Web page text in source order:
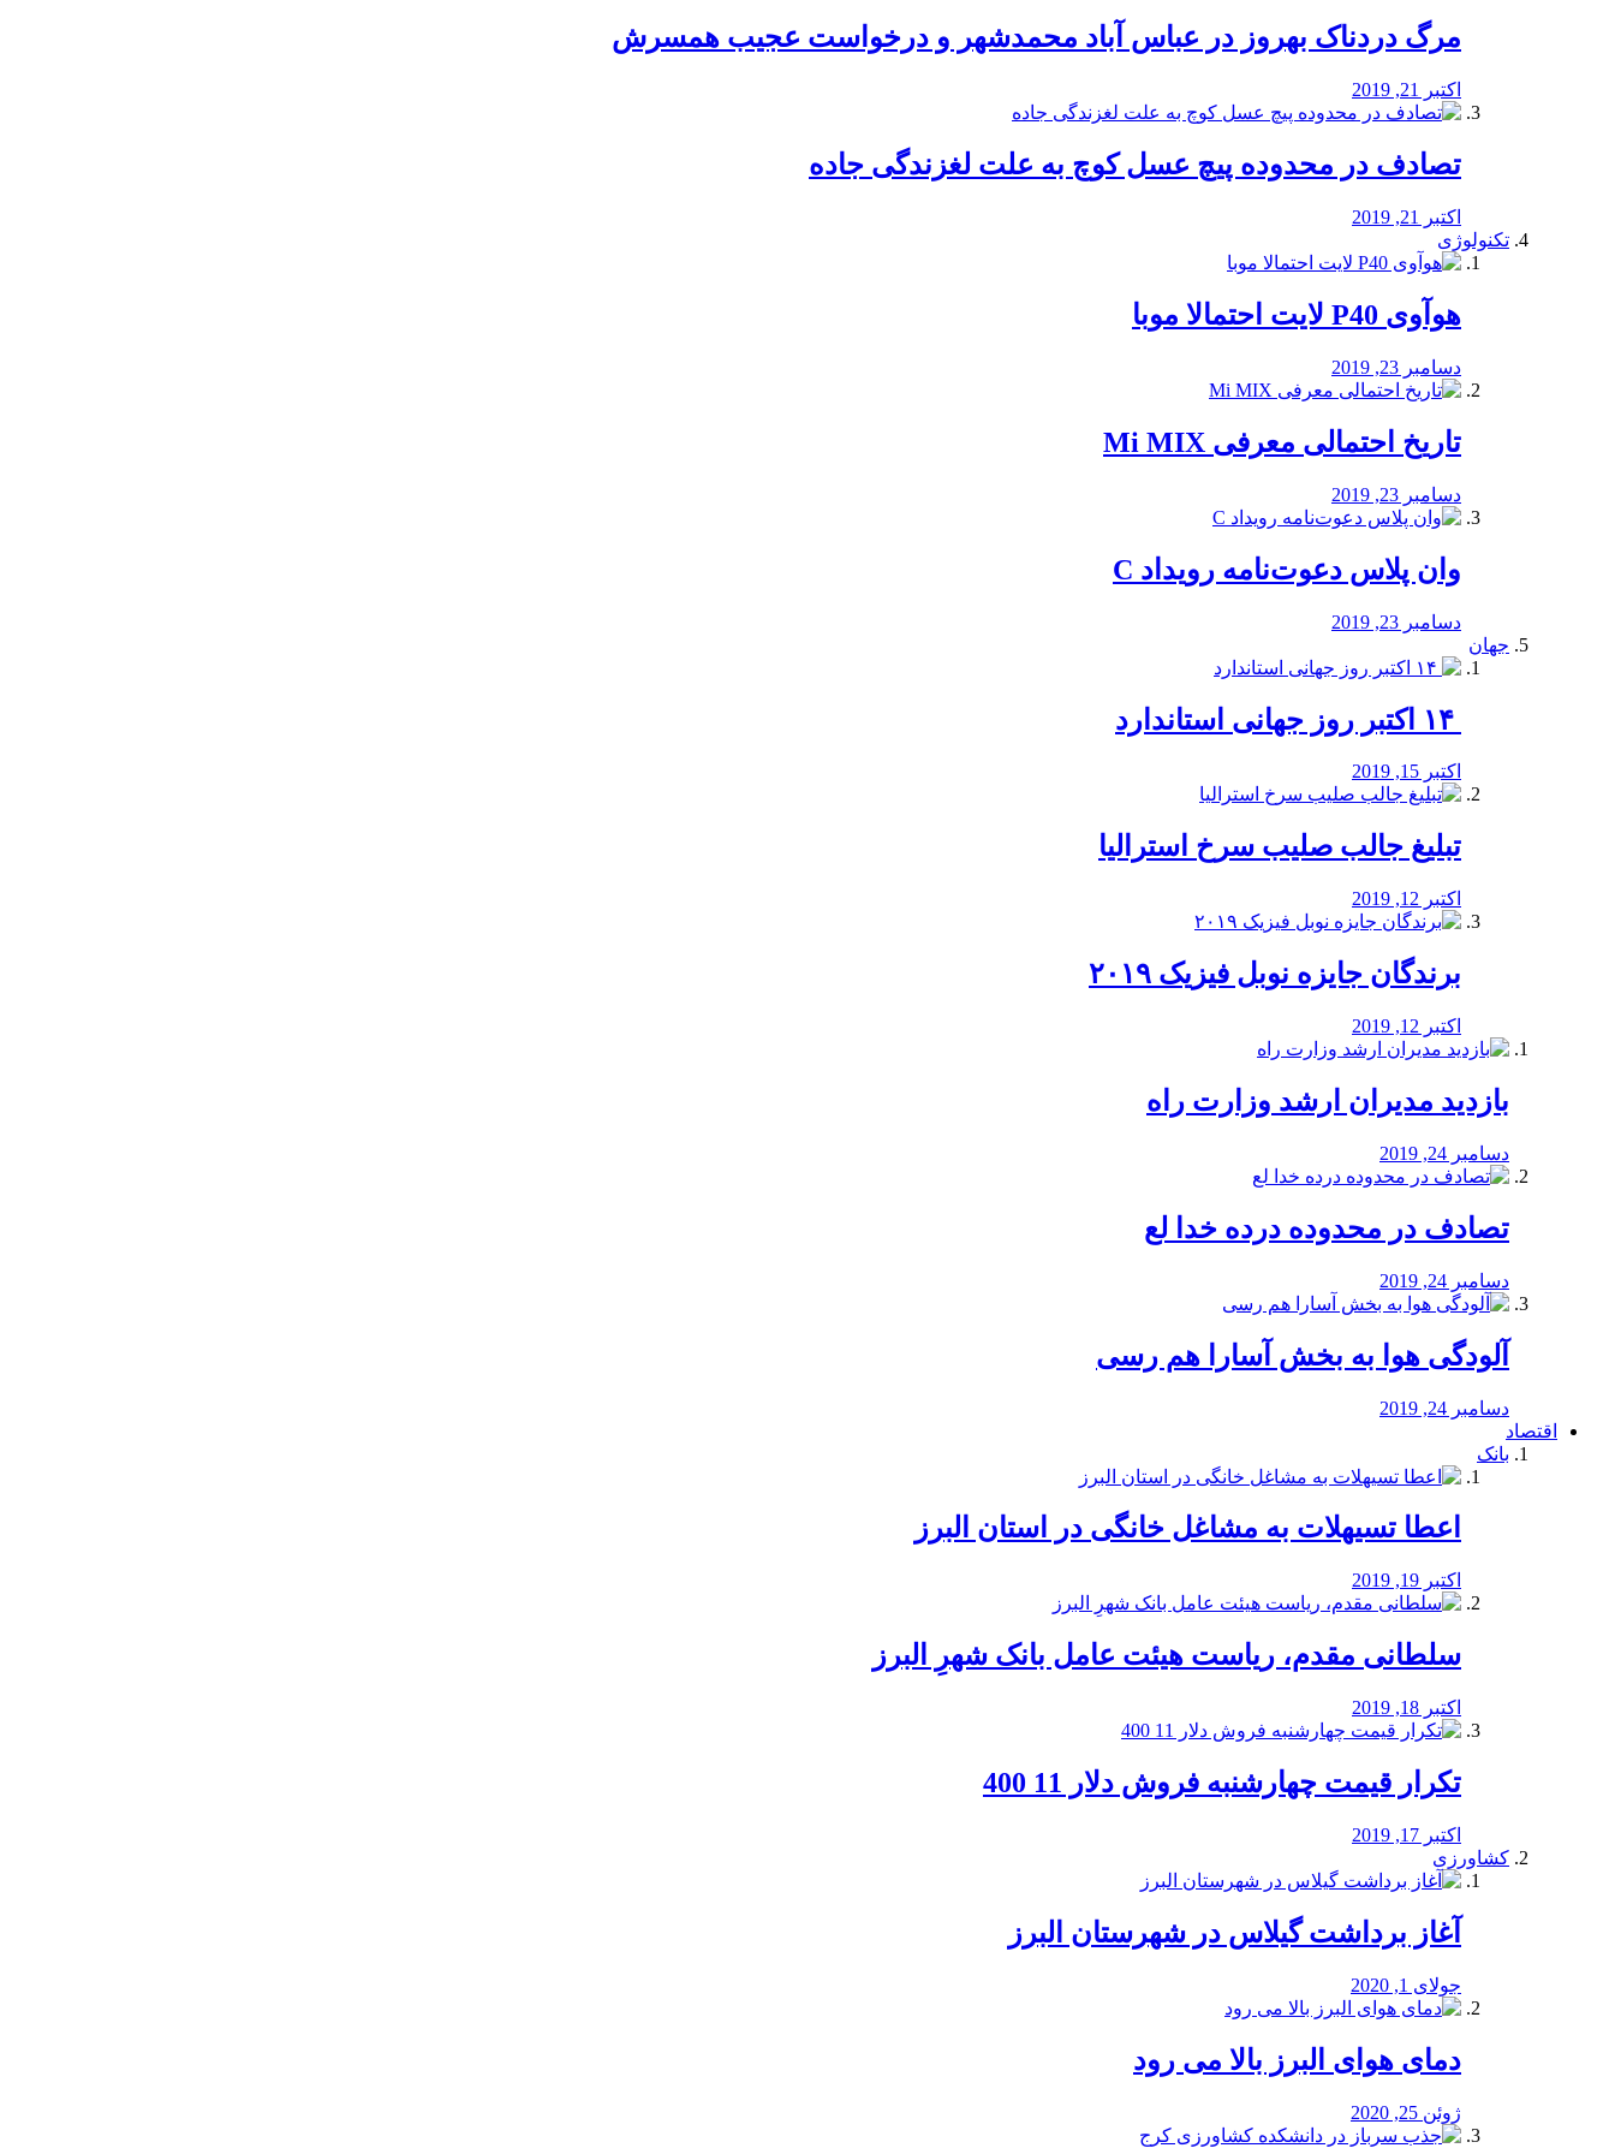
مرگ دردناک بهروز در عباس آباد محمدشهر و درخواست عجیب همسرش
اکتبر 21, 2019
تصادف در محدوده پیچ عسل کوچ به علت لغزندگی جاده
اکتبر 21, 2019
تکنولوژی
هوآوی P40 لایت احتمالا موبا
دسامبر 23, 2019
تاریخ احتمالی معرفی Mi MIX
دسامبر 23, 2019
وان پلاس دعوت‌نامه رویداد C
دسامبر 23, 2019
جهان
اکتبر 15, 2019
تبلیغ جالب صلیب سرخ استرالیا
اکتبر 12, 2019
برندگان جایزه نوبل فیزیک ۲۰۱۹
اکتبر 12, 2019
بازدید مدیران ارشد وزارت راه
دسامبر 24, 2019
تصادف در محدوده درده خدا لع
دسامبر 24, 2019
آلودگی هوا به بخش آسارا هم رسی
دسامبر 24, 2019
اقتصاد
بانک
️اعطا تسیهلات به مشاغل خانگی در استان البرز
اکتبر 19, 2019
سلطانی مقدم، ریاست هیئت عامل بانک شهرِ البرز
اکتبر 18, 2019
تکرار قیمت چهارشنبه فروش دلار 11 400
اکتبر 17, 2019
کشاورزی
آغاز برداشت گیلاس در شهرستان البرز
جولای 1, 2020
دمای هوای البرز بالا می رود
ژوئن 25, 2020